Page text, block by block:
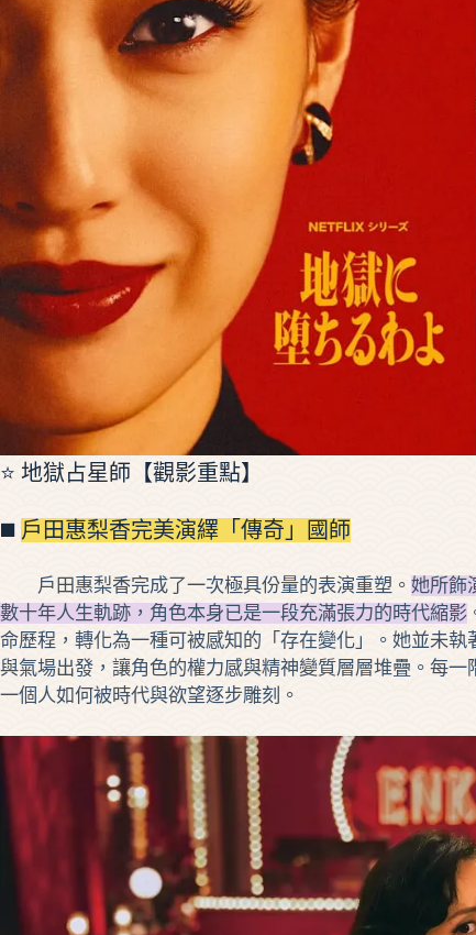
⭐ 地獄占星師【觀影重點】
◼️ 戶田惠梨香完美演繹「傳奇」國師
戶田惠梨香完成了一次極具份量的表演重塑。 她所飾
數十年人生軌跡，角色本身已是一段充滿張力的時代縮影
命歷程，轉化為一種可被感知的「存在變化」。她並未
與氣場出發，讓角色的權力感與精神變質層層堆疊。每
一個人如何被時代與欲望逐步雕刻。